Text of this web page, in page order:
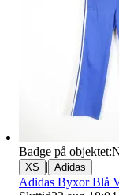
Badge på objektet:
XS | Adidas
Adidas Byxor Blå